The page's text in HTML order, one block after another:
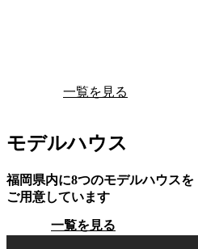
一覧を見る
モデルハウス
福岡県内に8つのモデルハウスを
ご用意しています
一覧を見る